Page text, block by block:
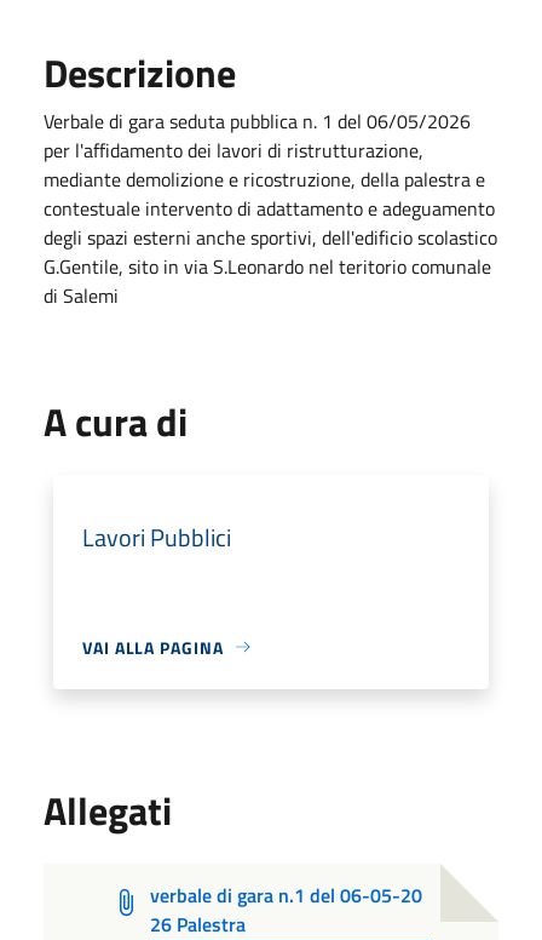
Descrizione
Verbale di gara seduta pubblica n. 1 del 06/05/2026
per l'affidamento dei lavori di ristrutturazione,
mediante demolizione e ricostruzione, della palestra e
contestuale intervento di adattamento e adeguamento
degli spazi esterni anche sportivi, dell'edificio scolastico
G.Gentile, sito in via S.Leonardo nel teritorio comunale
di Salemi
A cura di
Lavori Pubblici
VAI ALLA PAGINA
Allegati
verbale di gara n.1 del 06-05-20
26 Palestra